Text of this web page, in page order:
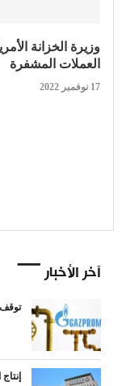
وزيرة الخزانة
العملات المشفرة
17 نوفمبر 2022
آخر الأخبار
توقف